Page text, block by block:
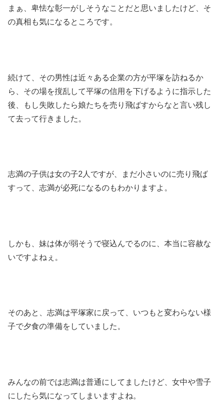
まぁ、卑怯な彰一がしそうなことだと思いましたけど、そ
の真相も気になるところです。
続けて、その男性は近々ある企業の方が平塚を訪ねるか
ら、その場を撹乱して平塚の信用を下げるように指示した
後、もし失敗したら娘たちを売り飛ばすからなと言い残し
て去って行きました。
志満の子供は女の子2人ですが、まだ小さいのに売り飛ば
すって、志満が必死になるのもわかりますよ。
しかも、妹は体が弱そうで寝込んでるのに、本当に容赦な
いですよねぇ。
そのあと、志満は平塚家に戻って、いつもと変わらない様
子で夕食の準備をしていました。
みんなの前では志満は普通にしてましたけど、女中や雪子
にしたら気になってしまいますよね。